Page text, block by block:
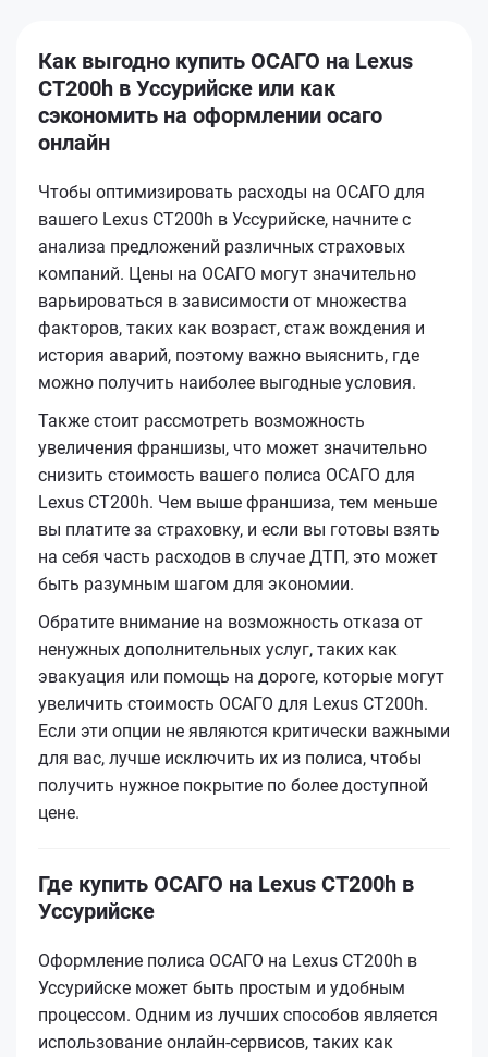
Как выгодно купить ОСАГО на Lexus
CT200h в Уссурийске или как
сэкономить на оформлении осаго
онлайн
Чтобы оптимизировать расходы на ОСАГО для
вашего Lexus CT200h в Уссурийске, начните с
анализа предложений различных страховых
компаний. Цены на ОСАГО могут значительно
варьироваться в зависимости от множества
факторов, таких как возраст, стаж вождения и
история аварий, поэтому важно выяснить, где
можно получить наиболее выгодные условия.
Также стоит рассмотреть возможность
увеличения франшизы, что может значительно
снизить стоимость вашего полиса ОСАГО для
Lexus CT200h. Чем выше франшиза, тем меньше
вы платите за страховку, и если вы готовы взять
на себя часть расходов в случае ДТП, это может
быть разумным шагом для экономии.
Обратите внимание на возможность отказа от
ненужных дополнительных услуг, таких как
эвакуация или помощь на дороге, которые могут
увеличить стоимость ОСАГО для Lexus CT200h.
Если эти опции не являются критически важными
для вас, лучше исключить их из полиса, чтобы
получить нужное покрытие по более доступной
цене.
Где купить ОСАГО на Lexus CT200h в
Уссурийске
Оформление полиса ОСАГО на Lexus CT200h в
Уссурийске может быть простым и удобным
процессом. Одним из лучших способов является
использование онлайн-сервисов, таких как